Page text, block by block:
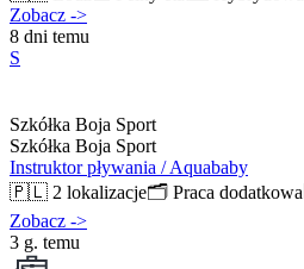
Zobacz ->
8 dni temu
S
Szkółka Boja Sport
Szkółka Boja Sport
Instruktor pływania / Aquababy
🇵🇱 2 lokalizacje🗂️ Praca dodatkowa
Zobacz ->
3 g. temu